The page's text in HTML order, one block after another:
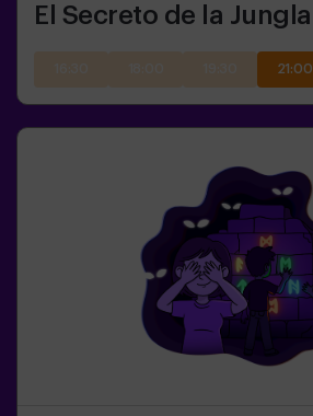
El Secreto de la Jungla
21:00